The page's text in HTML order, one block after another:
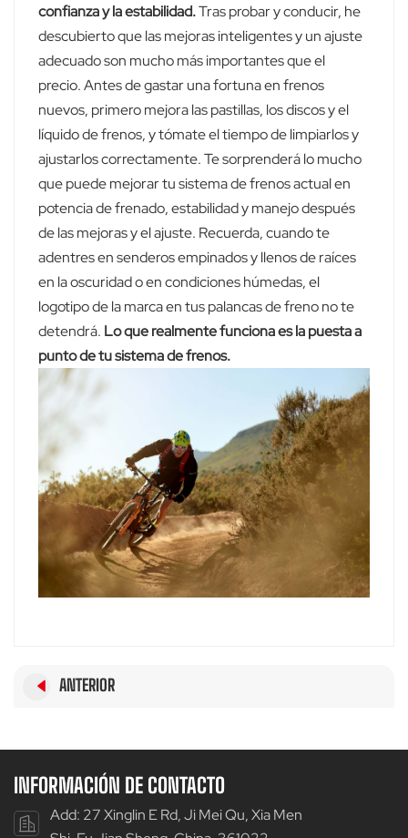
confianza y la estabilidad.Tras probar y conducir, he
descubierto que las mejoras inteligentes y un ajuste
adecuado son mucho más importantes que el
precio. Antes de gastar una fortuna en frenos
nuevos, primero mejora las pastillas, los discos y el
líquido de frenos, y tómate el tiempo de limpiarlos y
ajustarlos correctamente. Te sorprenderá lo mucho
que puede mejorar tu sistema de frenos actual en
potencia de frenado, estabilidad y manejo después
de las mejoras y el ajuste. Recuerda, cuando te
adentres en senderos empinados y llenos de raíces
en la oscuridad o en condiciones húmedas, el
logotipo de la marca en tus palancas de freno no te
detendrá. Lo que realmente funciona es la puesta a
punto de tu sistema de frenos.
ANTERIOR
INFORMACIÓN DE CONTACTO
Add: 27 Xinglin E Rd, Ji Mei Qu, Xia Men